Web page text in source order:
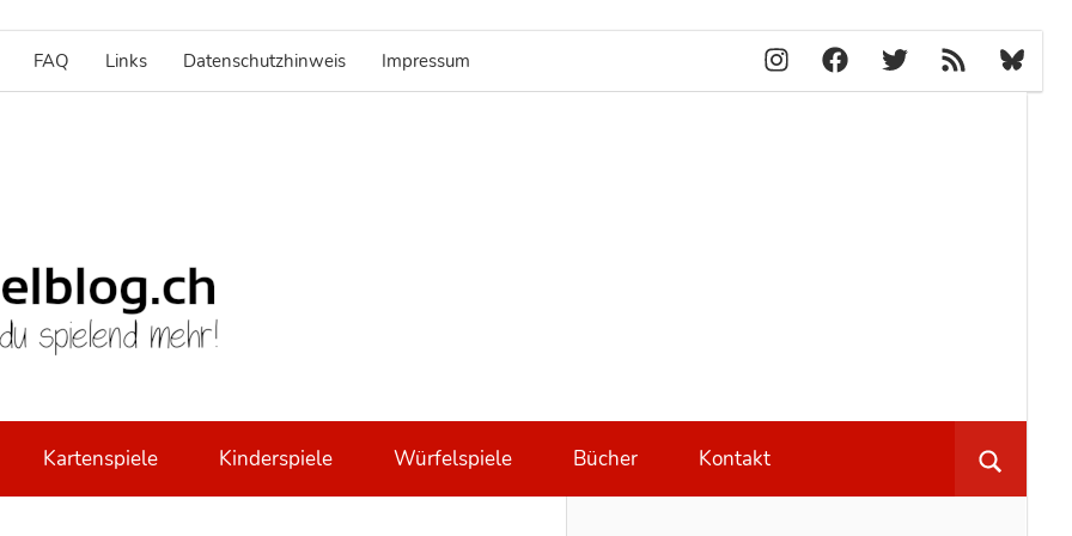
InstagramFacebook
X
RSS-
Feed
Bluesky
FAQ Links Datenschutzhinweis Impressum
Kartenspiele Kinderspiele Würfelspiele Bücher Kontakt